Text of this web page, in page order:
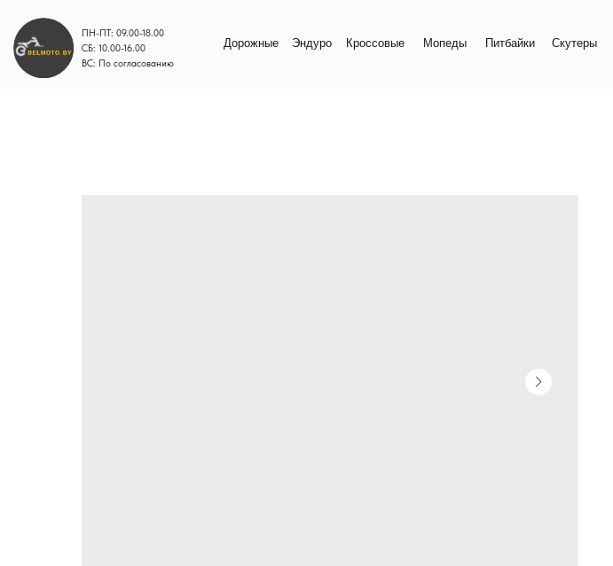
ПН-ПТ: 09.00-18.00
СБ: 10.00-16.00
ВС: По согласованию
Дорожные Эндуро Кроссовые Мопеды Квадроциклы
Скутеры
Питбайки